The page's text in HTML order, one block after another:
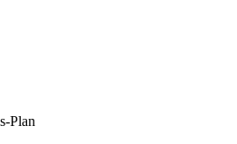
Plan